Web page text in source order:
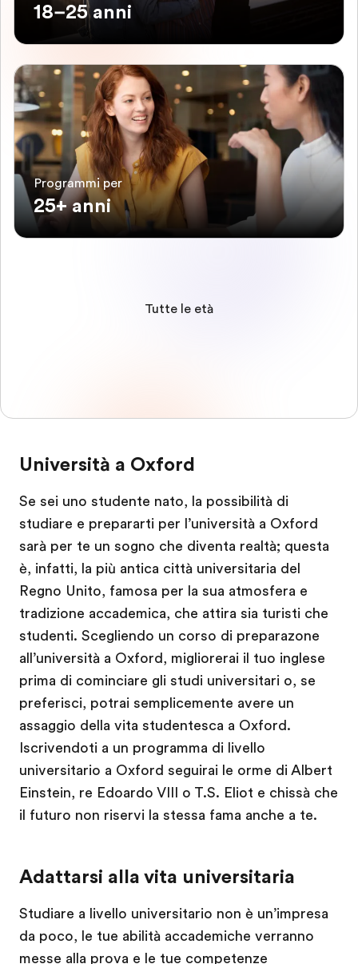
18–25 anni
Programmi per
25+ anni
Tutte le età
Università a Oxford
Se sei uno studente nato, la possibilità di
studiare e prepararti per l’università a Oxford
sarà per te un sogno che diventa realtà; questa
è, infatti, la più antica città universitaria del
Regno Unito, famosa per la sua atmosfera e
tradizione accademica, che attira sia turisti che
studenti. Scegliendo un corso di preparazone
all’università a Oxford, migliorerai il tuo inglese
prima di cominciare gli studi universitari o, se
preferisci, potrai semplicemente avere un
assaggio della vita studentesca a Oxford.
Iscrivendoti a un programma di livello
universitario a Oxford seguirai le orme di Albert
Einstein, re Edoardo VIII o T.S. Eliot e chissà che
il futuro non riservi la stessa fama anche a te.
Adattarsi alla vita universitaria
Studiare a livello universitario non è un’impresa
da poco, le tue abilità accademiche verranno
messe alla prova e le tue competenze